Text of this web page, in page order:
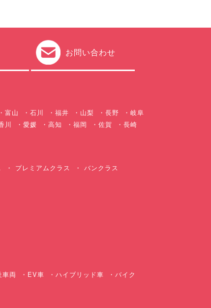
お問い合わせ
富山 石川 福井 山梨 長野
岐阜
川 愛媛 高知 福岡 佐賀
長崎
プレミアムクラス
バンクラス
車両 EV車 ハイブリッド車
バイク